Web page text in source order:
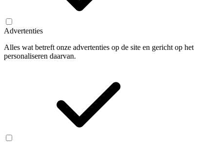
Advertenties
Alles wat betreft onze advertenties op de site en gericht op het
personaliseren daarvan.